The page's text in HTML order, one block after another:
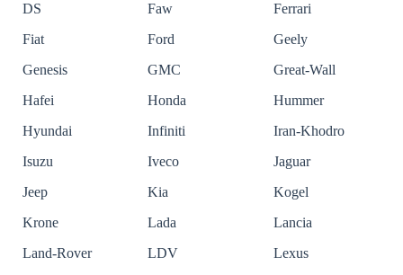
DS
Faw
Ferrari
Fiat
Ford
Geely
Genesis
GMC
Great-Wall
Hafei
Honda
Hummer
Hyundai
Infiniti
Iran-Khodro
Isuzu
Iveco
Jaguar
Jeep
Kia
Kogel
Krone
Lada
Lancia
Land-Rover
LDV
Lexus